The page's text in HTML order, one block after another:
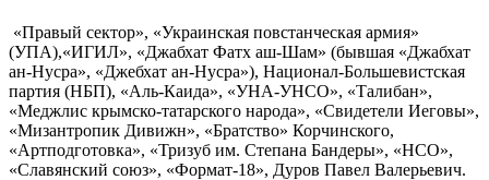
«Правый сектор», «Украинская повстанческая армия»
(УПА),«ИГИЛ», «Джабхат Фатх аш-Шам» (бывшая «Джабхат
ан-Нусра», «Джебхат ан-Нусра»), Национал-Большевистская
партия (НБП), «Аль-Каида», «УНА-УНСО», «Талибан»,
«Меджлис крымско-татарского народа», «Свидетели Иеговы»,
«Мизантропик Дивижн», «Братство» Корчинского,
«Артподготовка», «Тризуб им. Степана Бандеры», «НСО»,
«Славянский союз», «Формат-18», Дуров Павел Валерьевич.